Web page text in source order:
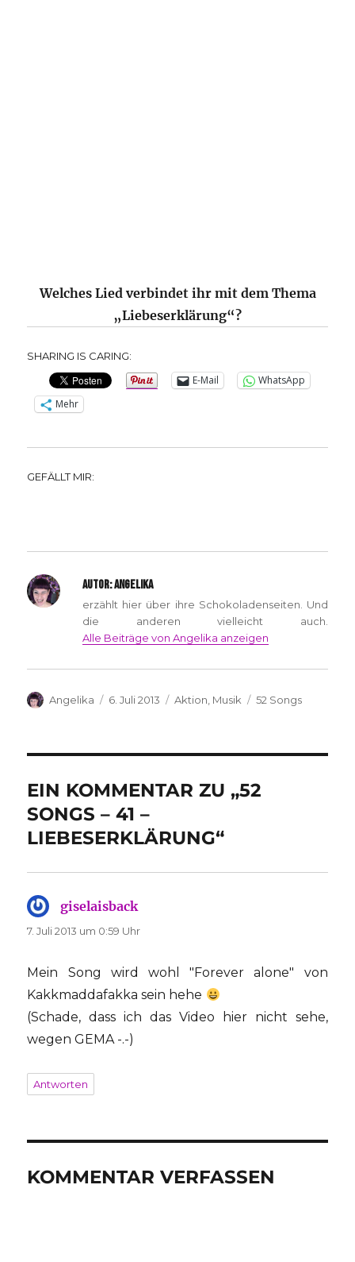
Welches Lied verbindet ihr mit dem Thema
„Liebeserklärung“?
SHARING IS CARING:
E-Mail
WhatsApp
Mehr
GEFÄLLT MIR:
AUTOR:ANGELIKA
erzählt hier über ihre Schokoladenseiten. Und
die anderen vielleicht auch.
Alle Beiträge von Angelika anzeigen
Autor
Angelika
Veröffentlicht
6. Juli 2013 Kategorien
Aktion Musik Schlagwörter
52 Songs
EIN KOMMENTAR ZU „52
SONGS – 41 –
LIEBESERKLÄRUNG“
giselaisback
7. Juli 2013 um 0:59 Uhr
Mein Song wird wohl "Forever alone" von
Kakkmaddafakka sein hehe
(Schade, dass ich das Video hier nicht sehe,
wegen GEMA -.-)
Antworten
KOMMENTAR VERFASSEN